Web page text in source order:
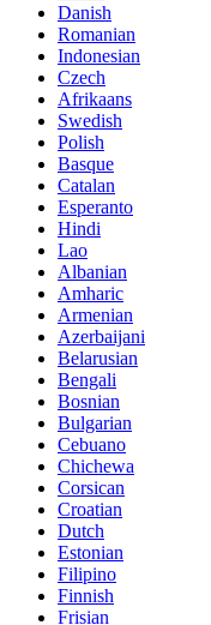
Danish
Romanian
Indonesian
Czech
Afrikaans
Swedish
Polish
Basque
Catalan
Esperanto
Hindi
Lao
Albanian
Amharic
Armenian
Azerbaijani
Belarusian
Bengali
Bosnian
Bulgarian
Cebuano
Chichewa
Corsican
Croatian
Dutch
Estonian
Filipino
Finnish
Frisian